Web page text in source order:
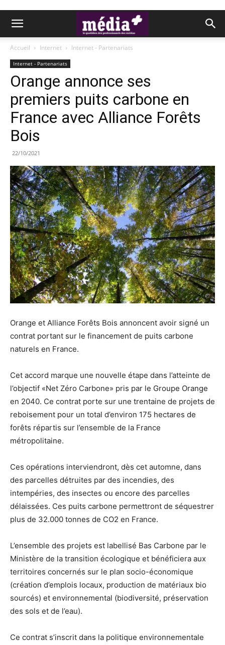
Accueil Internet Internet - Partenariats
Internet - Partenariats
Orange annonce ses
premiers puits carbone en
France avec Alliance Forêts
Bois
22/10/2021
Orange et Alliance Forêts Bois annoncent avoir signé un
contrat portant sur le financement de puits carbone
naturels en France.
Cet accord marque une nouvelle étape dans l’atteinte de
l’objectif «Net Zéro Carbone» pris par le Groupe Orange
en 2040. Ce contrat porte sur une trentaine de projets de
reboisement pour un total d’environ 175 hectares de
forêts répartis sur l’ensemble de la France
métropolitaine.
Ces opérations interviendront, dès cet automne, dans
des parcelles détruites par des incendies, des
intempéries, des insectes ou encore des parcelles
délaissées. Ces puits carbone permettront de séquestrer
plus de 32.000 tonnes de CO2 en France.
L’ensemble des projets est labellisé Bas Carbone par le
Ministère de la transition écologique et bénéficiera aux
territoires concernés sur le plan socio-économique
(création d’emplois locaux, production de matériaux bio
sourcés) et environnemental (biodiversité, préservation
des sols et de l’eau).
Ce contrat s’inscrit dans la politique environnementale